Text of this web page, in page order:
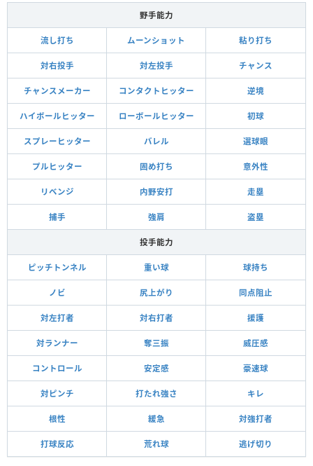
野手能力
流し打ち ムーンショット 粘り打ち
対右投手 対左投手 チャンス
チャンスメーカー コンタクトヒッター 逆境
ハイボールヒッター ローボールヒッター 初球
スプレーヒッター バレル 選球眼
プルヒッター 固め打ち 意外性
リベンジ 内野安打 走塁
捕手 強肩 盗塁
投手能力
ピッチトンネル 重い球 球持ち
ノビ 尻上がり 同点阻止
対左打者 対右打者 援護
対ランナー 奪三振 威圧感
コントロール 安定感 豪速球
対ピンチ 打たれ強さ キレ
根性 緩急 対強打者
打球反応 荒れ球 逃げ切り